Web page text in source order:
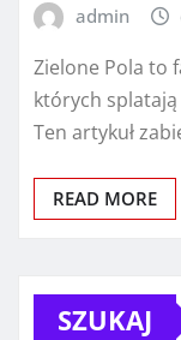
admin
Zielone Pola to
których
Ten artykuł
READ MORE
SZUKAJ